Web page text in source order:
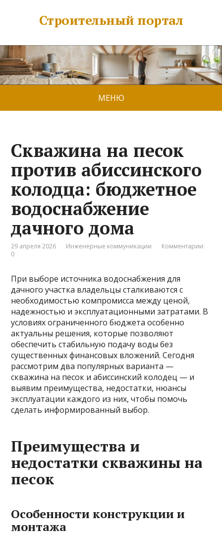
Строительный портал
МЕНЮ
Скважина на песок
против абиссинского
колодца: бюджетное
водоснабжение
дачного дома
29 апреля 2026 Инженерные коммуникации
Комментарии:
0
При выборе источника водоснабжения для
дачного участка владельцы сталкиваются с
необходимостью компромисса между ценой,
надежностью и эксплуатационными затратами. В
условиях ограниченного бюджета особенно
актуальны решения, которые позволяют
обеспечить стабильную подачу воды без
существенных финансовых вложений. Сегодня
рассмотрим два популярных варианта —
скважина на песок и абиссинский колодец — и
выявим преимущества, недостатки, нюансы
эксплуатации каждого из них, чтобы помочь
сделать информированный выбор.
Преимущества и
недостатки скважины на
песок
Особенности конструкции и
монтажа